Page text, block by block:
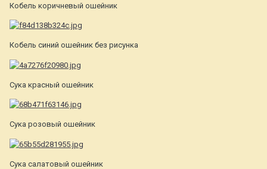
Кобель коричневый ошейник
Кобель синий ошейник без рисунка
Сука красный ошейник
Сука розовый ошейник
Сука салатовый ошейник